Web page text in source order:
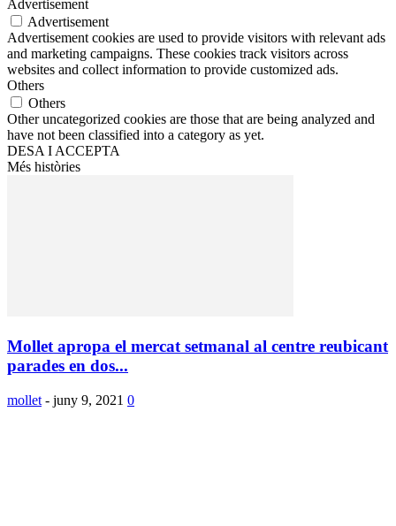
Advertisement
Advertisement
Advertisement cookies are used to provide visitors with relevant ads
and marketing campaigns. These cookies track visitors across
websites and collect information to provide customized ads.
Others
Others
Other uncategorized cookies are those that are being analyzed and
have not been classified into a category as yet.
DESA I ACCEPTA
Més històries
Mollet apropa el mercat setmanal al centre reubicant
parades en dos...
mollet - juny 9, 2021 0